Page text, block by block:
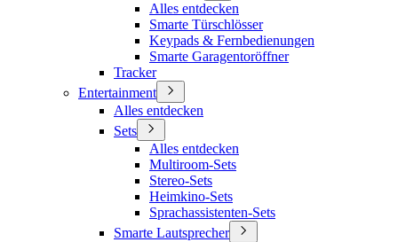
Alles entdecken
Smarte Türschlösser
Keypads & Fernbedienungen
Smarte Garagentoröffner
Tracker
Entertainment
Alles entdecken
Sets
Alles entdecken
Multiroom-Sets
Stereo-Sets
Heimkino-Sets
Sprachassistenten-Sets
Smarte Lautsprecher